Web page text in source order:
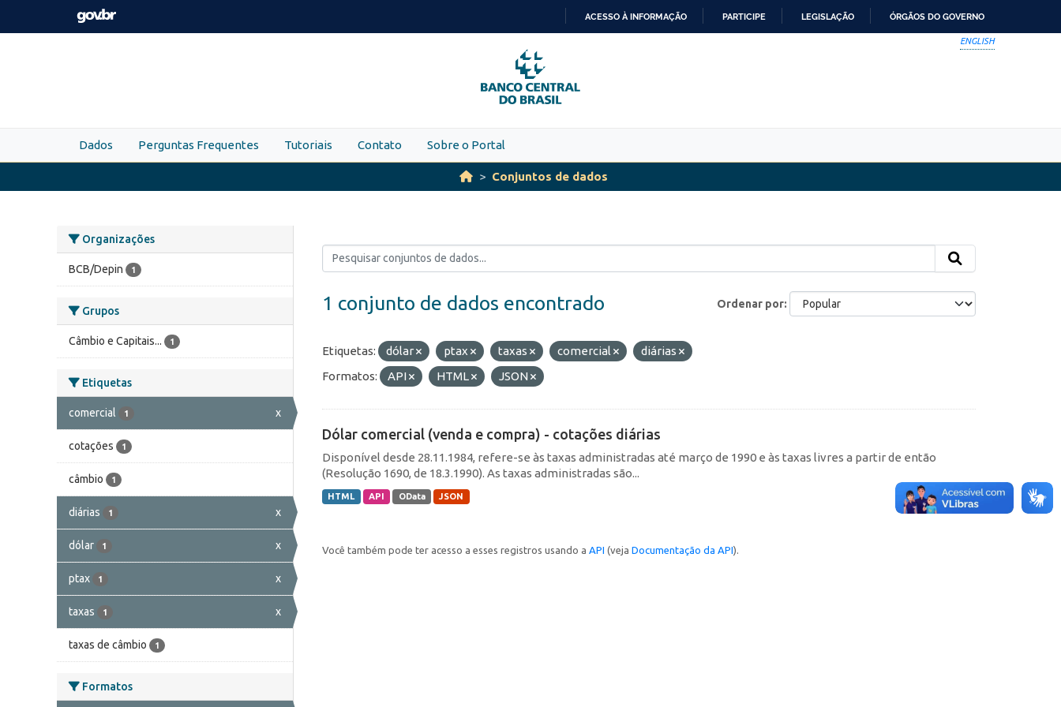
Skip to main content
PARA
O
CONTEÚDO
ACESSO À INFORMAÇÃO PARTICIPE LEGISLAÇÃO ÓRGÃOS DO GOVERNO
ENGLISH
Dados Perguntas Frequentes Tutoriais Contato Sobre o Portal
Conjuntos de dados
Organizações
BCB/Depin 1
Grupos
Câmbio e Capitais... 1
Etiquetas
comercial 1 x
cotações 1
câmbio 1
diárias 1 x
dólar 1 x
ptax 1 x
taxas 1 x
taxas de câmbio 1
Formatos
Ordenar por
1 conjunto de dados encontrado
Etiquetas: dólar ptax taxas comercial
diárias
Formatos:
API HTML JSON
Dólar comercial (venda e compra) - cotações diárias
Disponível desde 28.11.1984, refere-se às taxas administradas até março de 1990 e às taxas livres a partir de então
(Resolução 1690, de 18.3.1990). As taxas administradas são...
HTML API OData JSON
Você também pode ter acesso a esses registros usando a API (veja Documentação da API).